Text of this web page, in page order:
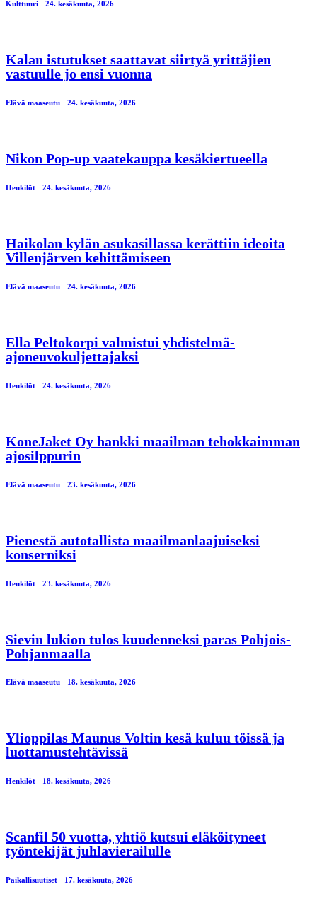
Kulttuuri 24. kesäkuuta, 2026
Kalan istutukset saattavat siirtyä yrittäjien
vastuulle jo ensi vuonna
Elävä maaseutu 24. kesäkuuta, 2026
Nikon Pop-up vaatekauppa kesäkiertueella
Henkilöt 24. kesäkuuta, 2026
Haikolan kylän asukasillassa kerättiin ideoita
Villenjärven kehittämiseen
Elävä maaseutu 24. kesäkuuta, 2026
Ella Peltokorpi valmistui yhdistelmä-
ajoneuvokuljettajaksi
Henkilöt 24. kesäkuuta, 2026
KoneJaket Oy hankki maailman tehokkaimman
ajosilppurin
Elävä maaseutu 23. kesäkuuta, 2026
Pienestä autotallista maailmanlaajuiseksi
konserniksi
Henkilöt 23. kesäkuuta, 2026
Sievin lukion tulos kuudenneksi paras Pohjois-
Pohjanmaalla
Elävä maaseutu 18. kesäkuuta, 2026
Ylioppilas Maunus Voltin kesä kuluu töissä ja
luottamustehtävissä
Henkilöt 18. kesäkuuta, 2026
Scanfil 50 vuotta, yhtiö kutsui eläköityneet
työntekijät juhlavierailulle
Paikallisuutiset 17. kesäkuuta, 2026